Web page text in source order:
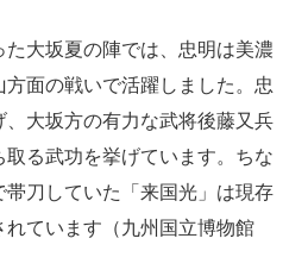
大坂夏の陣では、忠明は美濃
面の戦いで活躍しました。忠
大坂方の有力な武将後藤又兵
る武功を挙げています。ちな
刀していた「来国光」は現存
れています（九州国立博物館